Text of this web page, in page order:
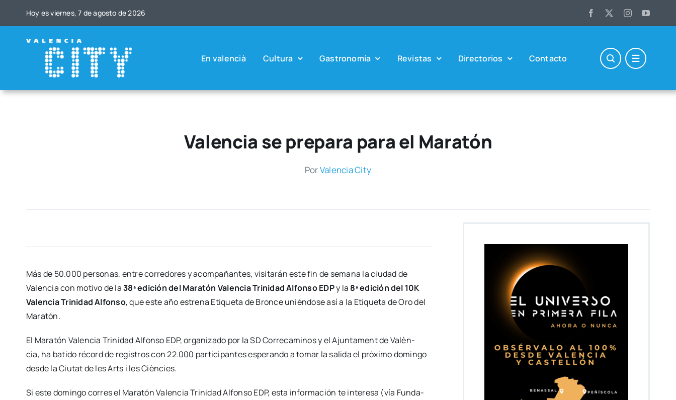
Hoy es vier­nes, 7 de agos­to de 2026
En valen­cià Cul­tu­ra Gas­tro­no­mía Revis­tas Direc­to­rios Con­tac­to
Valencia se prepara para el Maratón
PorValen­cia City
Más de 50.000 per­so­nas, entre corre­do­res y acom­pa­ñan­tes, visi­ta­rán este fin de sema­na la ciu­dad de
Valen­cia con moti­vo de la38ª edi­ción del Mara­tón Valen­cia Tri­ni­dad Alfon­so EDPy la 8ª edi­ción del 10K
Valen­cia Tri­ni­dad Alfon­so, que este año estre­na Eti­que­ta de Bron­ce unién­do­se así a la Eti­que­ta de Oro del
Mara­tón.
El Mara­tón Valen­cia Tri­ni­dad Alfon­so EDP, orga­ni­za­do por la SD Corre­ca­mi­nos y el Ajun­ta­ment de Valèn­
cia, ha bati­do récord de regis­tros con 22.000 par­ti­ci­pan­tes espe­ran­do a tomar la sali­da el pró­xi­mo domin­go
des­de la Ciu­tat de les Arts i les Cièn­cies.
Si este domin­go corres el Mara­tón Valen­cia Tri­ni­dad Alfon­so EDP, esta infor­ma­ción te intere­sa (vía Fun­da­